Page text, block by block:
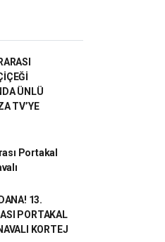
ÜNLÜ
TV’YE
Portakal
13.
PORTAKAL
KORTEJ